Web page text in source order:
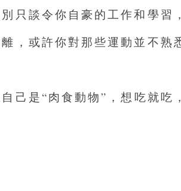
只談令你自豪的工作和學
，或許你對那些運動並不
己是“肉​​食動物”，想吃就